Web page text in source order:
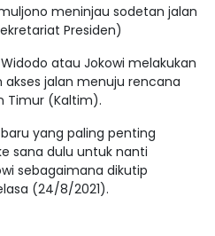
meninjau sodetan jalan
Presiden)
atau Jokowi melakukan
jalan menuju rencana
Timur (Kaltim).
yang paling penting
sana dulu untuk nanti
sebagaimana dikutip
(24/8/2021).